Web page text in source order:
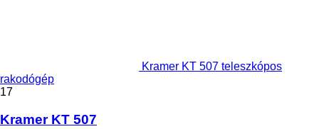
Kramer KT 507 teleszkópos
rakodógép
17
Kramer KT 507